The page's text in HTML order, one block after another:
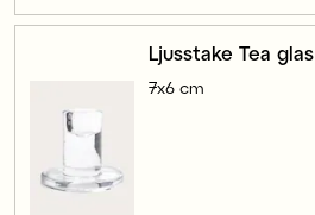
Ljusstake Tea glas
7x6 cm